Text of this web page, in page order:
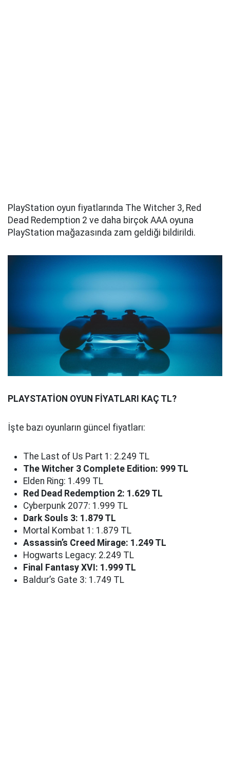
PlayStation oyun fiyatlarında The Witcher 3, Red
Dead Redemption 2 ve daha birçok AAA oyuna
PlayStation mağazasında zam geldiği bildirildi.
PLAYSTATİON OYUN FİYATLARI KAÇ TL?
İşte bazı oyunların güncel fiyatları:
The Last of Us Part 1: 2.249 TL
The Witcher 3 Complete Edition: 999 TL
Elden Ring: 1.499 TL
Red Dead Redemption 2: 1.629 TL
Cyberpunk 2077: 1.999 TL
Dark Souls 3: 1.879 TL
Mortal Kombat 1: 1.879 TL
Assassin’s Creed Mirage: 1.249 TL
Hogwarts Legacy: 2.249 TL
Final Fantasy XVI: 1.999 TL
Baldur’s Gate 3: 1.749 TL